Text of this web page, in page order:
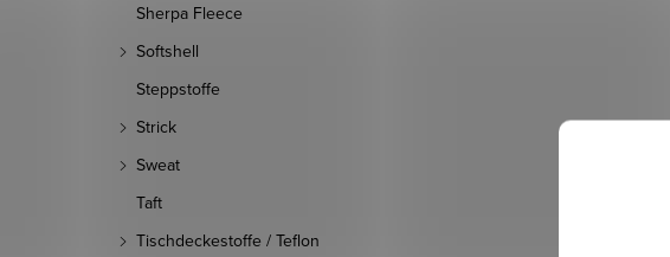
Sherpa Fleece
Softshell
Steppstoffe
Strick
Sweat
Taft
Tischdeckestoffe / Teflon